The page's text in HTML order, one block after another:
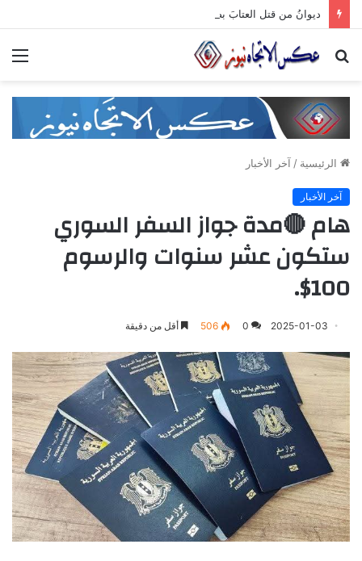
ديوانُ من قتل العتابَ بصمته.. ومضى خلف الأبوابِ يجرُّ ماضيه
بحث
الرئيسية / آخر الأخبار
آخر الأخبار
هام 🔴مدة جواز السفر السوري
ستكون عشر سنوات والرسوم
100$.
2025-01-03
0
506 أقل من دقيقة